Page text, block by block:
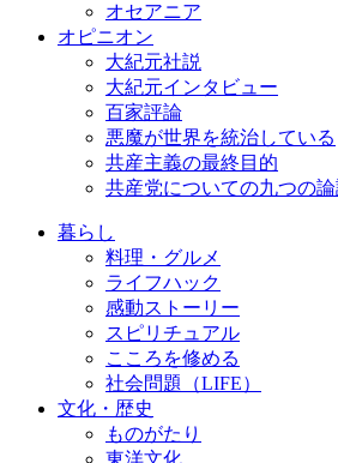
オセアニア
オピニオン
大紀元社説
大紀元インタビュー
百家評論
悪魔が世界を統治している
共産主義の最終目的
共産党についての九つの
暮らし
料理・グルメ
ライフハック
感動ストーリー
スピリチュアル
こころを修める
社会問題（LIFE）
文化・歴史
ものがたり